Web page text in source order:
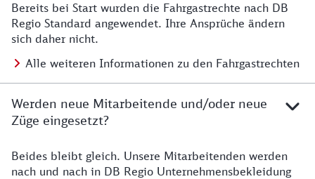
Details zu Fahrgastrechten
Bereits bei Start wurden die Fahrgastrechte nach DB
Regio Standard angewendet. Ihre Ansprüche ändern
sich daher nicht.
Alle weiteren Informationen zu den Fahrgastrechten
Werden neue Mitarbeitende und/oder neue
Züge eingesetzt?
Details zu den Mitarbeitenden
Beides bleibt gleich. Unsere Mitarbeitenden werden
nach und nach in DB Regio Unternehmensbekleidung